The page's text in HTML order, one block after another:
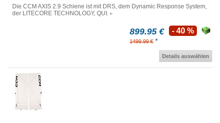
Die CCM AXIS 2.9 Schiene ist mit DRS, dem Dynamic Response System,
der LITECORE TECHNOLOGY, QUI.
899.95 €
1499.99 € *
- 40 %
Details auswählen